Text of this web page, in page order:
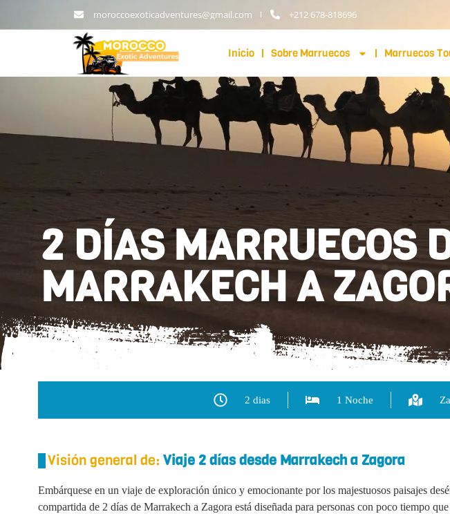
moroccoexoticadventures@gmail.com +212 678-818696
Inicio Sobre Marruecos Marruecos
2 DÍAS MARRUECOS
MARRAKECH A
2 dias 1 Noche
Visión general de: Viaje 2 días desde Marrakech a Zagora
Embárquese en un viaje de exploración único y emocionante por los majestuosos paisajes
compartida de 2 días de Marrakech a Zagora está diseñada para personas con poco tiempo